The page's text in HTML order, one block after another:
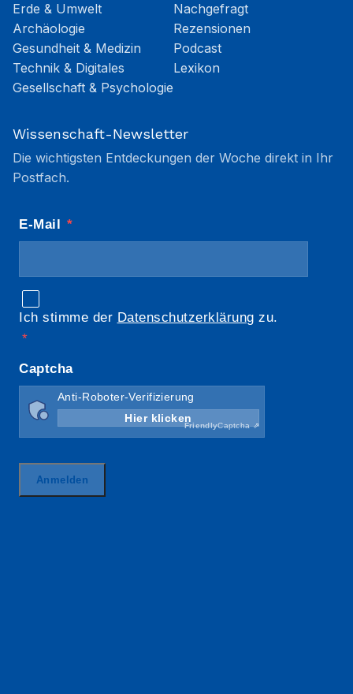
Erde & Umwelt
Archäologie
Gesundheit & Medizin
Technik & Digitales
Gesellschaft & Psychologie
Nachgefragt
Rezensionen
Podcast
Lexikon
Wissenschaft-Newsletter
Die wichtigsten Entdeckungen der Woche direkt in Ihr
Postfach.